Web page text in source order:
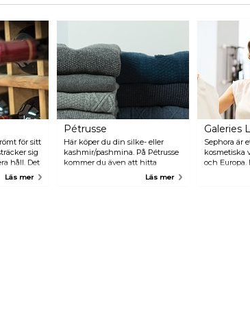
för sitt
sig
håll. Det
att
Läs mer
Pétrusse
Här köper du din silke- eller
kashmir/pashmina. På Pétrusse
kommer du även att hitta
vackra handgjorda schalar.Läs mer
Galeries
Sephora är
kosmetiska
och Europa.
erfarenhet,